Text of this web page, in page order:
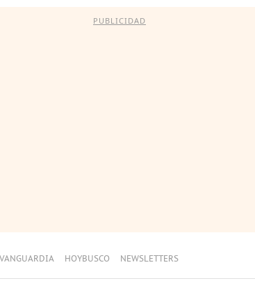
PUBLICIDAD
HOYBUSCO NEWSLETTERS